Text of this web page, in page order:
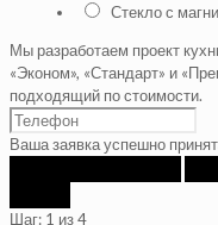
Стекло с
Мы разработаем проект
«Эконом», «Стандарт» и
подходящий по стоимости.
Ваша заявка успешно
Шаг: 1 из 4